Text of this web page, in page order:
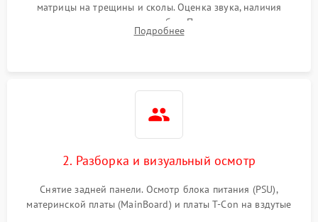
матрицы на трещины и сколы. Оценка звука, наличия
подсветки и индикаторов ошибок. Подключение тестовых
источников сигнала для выявления симптомов поломки.
Подробнее
2. Разборка и визуальный осмотр
Снятие задней панели. Осмотр блока питания (PSU),
материнской платы (MainBoard) и платы T-Con на вздутые